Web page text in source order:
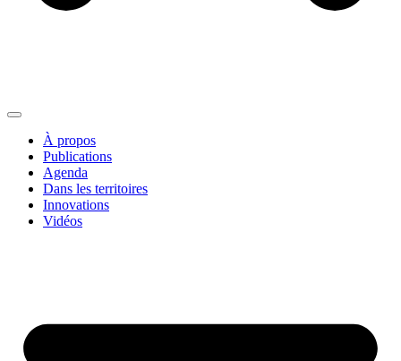
À propos
Publications
Agenda
Dans les territoires
Innovations
Vidéos